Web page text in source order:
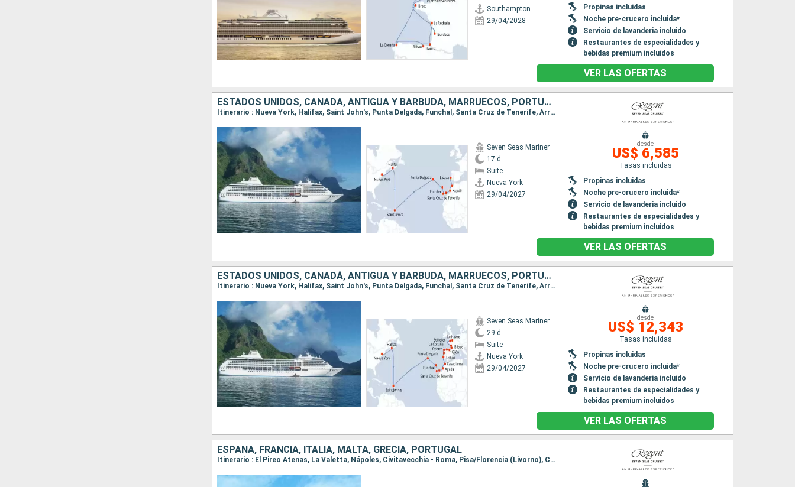
Southampton
29/04/2028
Propinas incluidas
Noche pre-crucero incluida*
Servicio de lavanderia incluido
Restaurantes de especialidades y
bebidas premium incluidos
VER LAS OFERTAS
ESTADOS UNIDOS, CANADÁ, ANTIGUA Y BARBUDA, MARRUECOS, PORTUGAL
Itinerario : Nueva York, Halifax, Saint John's, Punta Delgada, Funchal, Santa Cruz de Tenerife, Arrecife, Agadir, Casablanca, Lisboa
Seven Seas Mariner
17 d
Suite
Nueva York
29/04/2027
desde
US$ 6,585
Tasas incluidas
Propinas incluidas
Noche pre-crucero incluida*
Servicio de lavanderia incluido
Restaurantes de especialidades y
bebidas premium incluidos
VER LAS OFERTAS
ESTADOS UNIDOS, CANADÁ, ANTIGUA Y BARBUDA, MARRUECOS, PORTUGAL, ESPAÑA, FRANCIA, REINO UNIDO
Itinerario : Nueva York, Halifax, Saint John's, Punta Delgada, Funchal, Santa Cruz de Tenerife, Arrecife, Agadir, Casablanca, Lisboa, Oporto, La Coruña, Gijón, Bilbao, Burdeos, La Rochelle, St Helier, Le Havre
Seven Seas Mariner
29 d
Suite
Nueva York
29/04/2027
desde
US$ 12,343
Tasas incluidas
Propinas incluidas
Noche pre-crucero incluida*
Servicio de lavanderia incluido
Restaurantes de especialidades y
bebidas premium incluidos
VER LAS OFERTAS
ESPAÑA, FRANCIA, ITALIA, MALTA, GRECIA, PORTUGAL
Itinerario : El Pireo Atenas, La Valetta, Nápoles, Civitavecchia - Roma, Pisa/Florencia (Livorno), Cannes, Barcelona, Malaga, Portimao, Lisboa